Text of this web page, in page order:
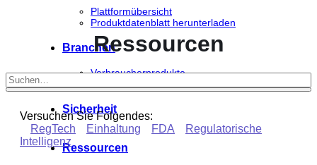
Plattformübersicht
Produktdatenblatt herunterladen
Branchen
Verbraucherprodukte
Sicherheit
Ressourcen
Ressourcen
Versuchen Sie Folgendes:
RegTech
Einhaltung FDA
Regulatorische
Intelligenz